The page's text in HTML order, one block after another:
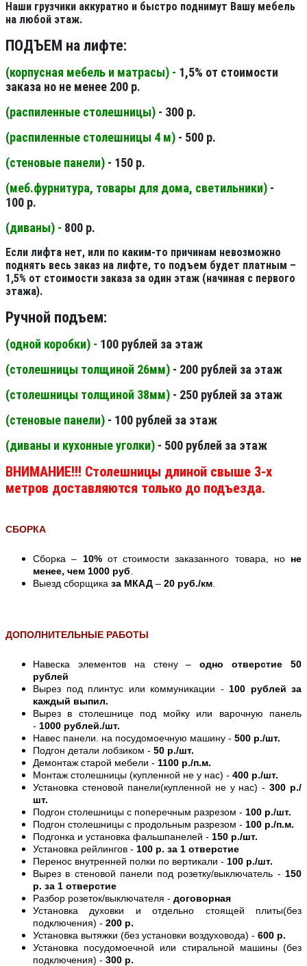
Наши грузчики аккуратно и быстро поднимут Вашу мебель
на любой этаж.
ПОДЪЕМ на лифте:
(корпусная мебель и матрасы) - 1,5% от стоимости
заказа но не менее 200 р.
(распиленные столешницы) - 300 р.
(распиленные столешницы 4 м) - 500 р.
(стеновые панели) - 150 р.
(меб.фурнитура, товары для дома, светильники) -
100 р.
(диваны) - 800 р.
Если лифта нет, или по каким-то причинам невозможно
поднять весь заказ на лифте, то подъем будет платным –
1,5% от стоимости заказа за один этаж (начиная с первого
этажа).
Ручной подъем:
(одной коробки) - 100 рублей за этаж
(столешницы толщиной 26мм) - 200 рублей за этаж
(столешницы толщиной 38мм) - 250 рублей за этаж
(стеновые панели) - 100 рублей за этаж
(диваны и кухонные уголки) - 500 рублей за этаж
ВНИМАНИЕ!!! Столешницы длиной свыше 3-х
метров доставляются только до подъезда.
СБОРКА
Сборка – 10%от стоимости заказанного товара, но не
менее, чем 1000 руб
Выезд сборщика за МКАД – 20 руб./км
ДОПОЛНИТЕЛЬНЫЕ РАБОТЫ
Навеска элементов на стену –одно отверстие 50
рублей
Вырез под плинтус или коммуникации - 100 рублей за
каждый выпил.
Вырез в столешнице под мойку или варочную панель
- 1000 рублей./шт.
Навес панели. на посудомоечную машину - 500 р./шт.
Подгон детали лобзиком - 50 р./шт.
Демонтаж старой мебели - 1100 р./п.м.
Монтаж столешницы (купленной не у нас) - 400 р./шт.
Установка стеновой панели(купленной не у нас) -300 р./
шт.
Подгон столешницы с поперечным разрезом - 100 р./шт.
Подгон столешницы с продольным разрезом - 100 р./п.м.
Подгонка и установка фальшпанелей - 150 р./шт.
Установка рейлингов - 100 р. за 1 отверстие
Перенос внутренней полки по вертикали - 100 р./шт.
Вырез в стеновой панели под розетку/выключатель - 150
р. за 1 отверстие
Разбор розеток/выключателя - договорная
Установка духовки и отдельно стоящей плиты(без
подключения) - 200 р.
Установка вытяжки (без установки воздуховода) - 600 р.
Установка посудомоечной или стиральной машины (без
подключения) - 300 р.